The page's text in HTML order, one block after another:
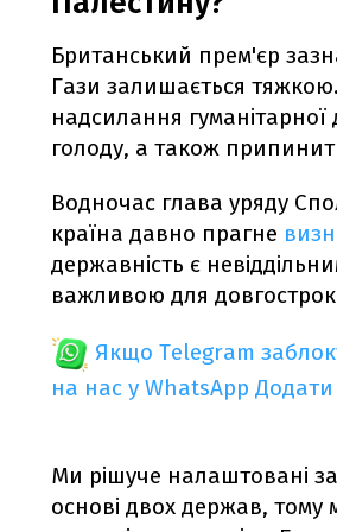
Британський прем'єр
Гази залишається
надсилання
голоду, а також
Водночас глава уряду
країна давно прагне
державність є
важливою для
Якщо Telegram
на нас у WhatsApp Додати
Ми рішуче налаштовані
основі двох держав,